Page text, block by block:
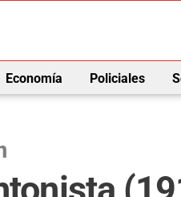
Economía Policiales